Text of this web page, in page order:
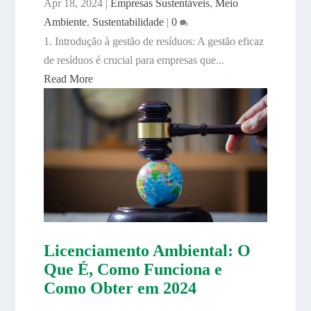
Apr 18, 2024| Empresas Sustentáveis, Meio
Ambiente, Sustentabilidade| 0
1. Introdução à gestão de resíduos: A gestão eficaz
de resíduos é crucial para empresas que...
Read More
Licenciamento Ambiental: O
Que É, Como Funciona e
Como Obter em 2024